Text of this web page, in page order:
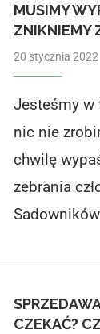
MUSIMY
ZNIKNIEMY
20 stycznia 2022
Jesteśmy w
nic nie
chwilę
zebrania
CZEKAĆ?